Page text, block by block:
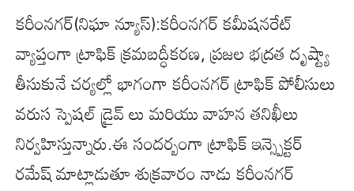
కరీంనగర్(నిఘా న్యూస్):కరీంనగర్ కమీషనరేట్
వ్యాప్తంగా ట్రాఫిక్ క్రమబద్ధీకరణ, ప్రజల భద్రత దృష్ట్యా
తీసుకునే చర్యల్లో భాగంగా కరీంనగర్ ట్రాఫిక్ పోలీసులు
వరుస స్పెషల్ డ్రైవ్ లు మరియు వాహన తనిఖీలు
నిర్వహిస్తున్నారు.ఈ సందర్బంగా ట్రాఫిక్ ఇన్స్పెక్టర్
రమేష్ మాట్లాడుతూ శుక్రవారం నాడు కరీంనగర్